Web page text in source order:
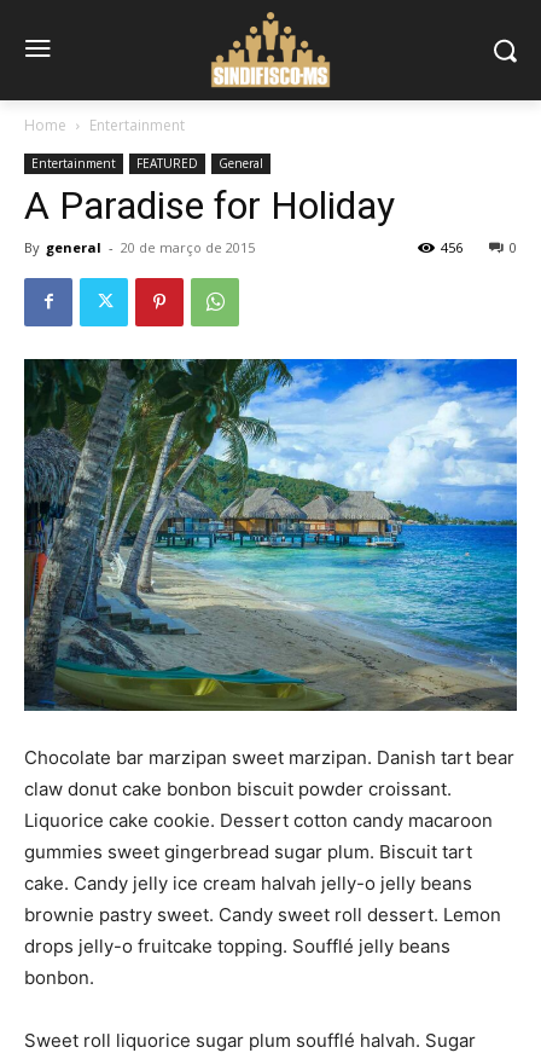
Home Entertainment
Entertainment FEATURED General
A Paradise for Holiday
By general - 20 de março de 2015 0
456
Chocolate bar marzipan sweet marzipan. Danish tart bear
claw donut cake bonbon biscuit powder croissant.
Liquorice cake cookie. Dessert cotton candy macaroon
gummies sweet gingerbread sugar plum. Biscuit tart
cake. Candy jelly ice cream halvah jelly-o jelly beans
brownie pastry sweet. Candy sweet roll dessert. Lemon
drops jelly-o fruitcake topping. Soufflé jelly beans
bonbon.
Sweet roll liquorice sugar plum soufflé halvah. Sugar